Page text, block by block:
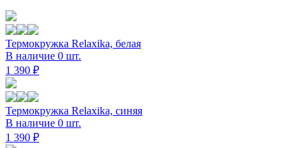
Термокружка Relaxika, белая
В наличие 0 шт.
1 390 ₽
Термокружка Relaxika, синяя
В наличие 0 шт.
1 390 ₽